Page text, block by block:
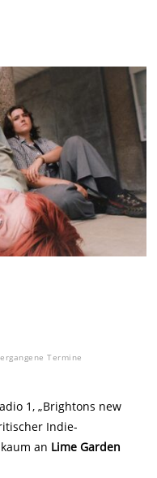
Termine
1, „Brightons new
Indie-
an Lime Garden